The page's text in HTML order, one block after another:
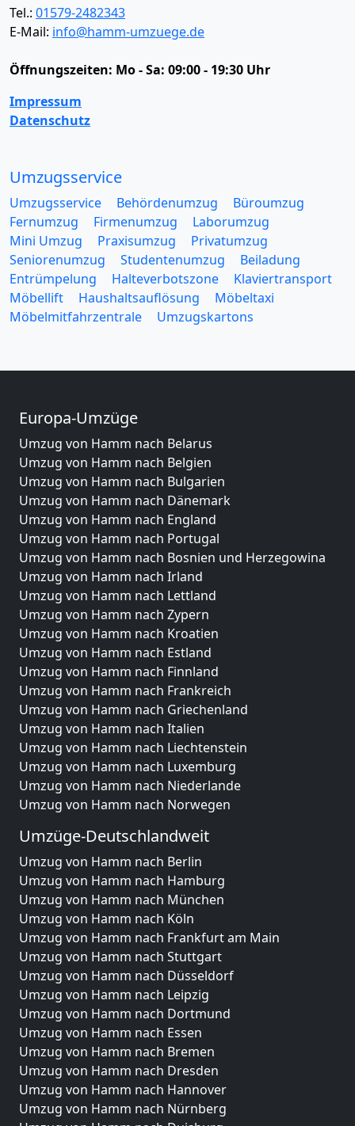
Tel.: 01579-2482343
E-Mail: info@hamm-umzuege.de
Öffnungszeiten: Mo - Sa: 09:00 - 19:30 Uhr
Impressum
Datenschutz
Umzugsservice
Umzugsservice Behördenumzug
Büroumzug
Fernumzug
Firmenumzug
Laborumzug
Mini Umzug
Praxisumzug
Privatumzug
Seniorenumzug
Studentenumzug
Beiladung
Entrümpelung
Halteverbotszone
Klaviertransport
Möbellift
Haushaltsauflösung
Möbeltaxi
Möbelmitfahrzentrale
Umzugskartons
Europa-Umzüge
Umzug von Hamm nach Belarus
Umzug von Hamm nach Belgien
Umzug von Hamm nach Bulgarien
Umzug von Hamm nach Dänemark
Umzug von Hamm nach England
Umzug von Hamm nach Portugal
Umzug von Hamm nach Bosnien und Herzegowina
Umzug von Hamm nach Irland
Umzug von Hamm nach Lettland
Umzug von Hamm nach Zypern
Umzug von Hamm nach Kroatien
Umzug von Hamm nach Estland
Umzug von Hamm nach Finnland
Umzug von Hamm nach Frankreich
Umzug von Hamm nach Griechenland
Umzug von Hamm nach Italien
Umzug von Hamm nach Liechtenstein
Umzug von Hamm nach Luxemburg
Umzug von Hamm nach Niederlande
Umzug von Hamm nach Norwegen
Umzüge-Deutschlandweit
Umzug von Hamm nach Berlin
Umzug von Hamm nach Hamburg
Umzug von Hamm nach München
Umzug von Hamm nach Köln
Umzug von Hamm nach Frankfurt am Main
Umzug von Hamm nach Stuttgart
Umzug von Hamm nach Düsseldorf
Umzug von Hamm nach Leipzig
Umzug von Hamm nach Dortmund
Umzug von Hamm nach Essen
Umzug von Hamm nach Bremen
Umzug von Hamm nach Dresden
Umzug von Hamm nach Hannover
Umzug von Hamm nach Nürnberg